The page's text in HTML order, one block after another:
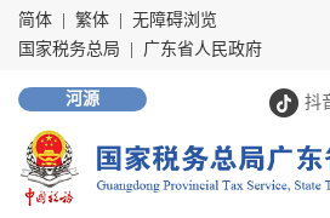
简体 繁体
无障碍浏览
国家税务总局
广东省人民政府
抖
河源